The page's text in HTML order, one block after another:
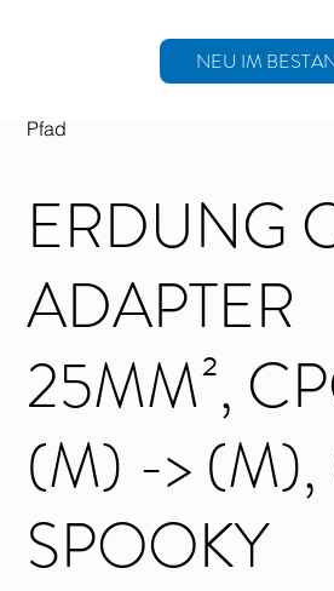
NEU IM
ERDUNG
ADAPTER
25MM²,
(M) ->
SPOOKY
Pfad